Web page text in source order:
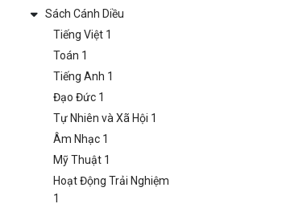
Sách Cánh Diều
Tiếng Việt 1
Toán 1
Tiếng Anh 1
Đạo Đức 1
Tự Nhiên và Xã Hội 1
Âm Nhạc 1
Mỹ Thuật 1
Hoạt Động Trải Nghiệm
1